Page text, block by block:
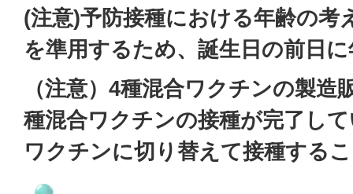
(注意)予防接種における年齢の考
を準用するため、誕生日の前日
（注意）4種混合ワクチンの製造
種混合ワクチンの接種が完了し
ワクチンに切り替えて接種する